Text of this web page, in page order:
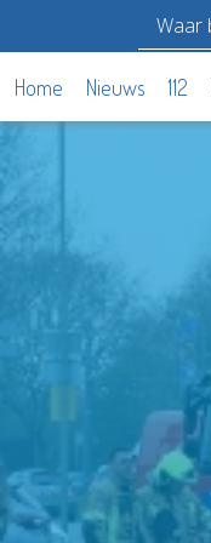
Home Nieuws 112